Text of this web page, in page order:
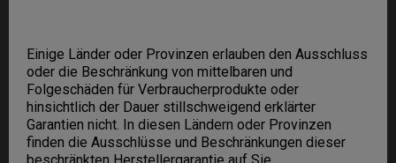
Einige Länder oder Provinzen erlauben den Ausschluss
oder die Beschränkung von mittelbaren und
Folgeschäden für Verbraucherprodukte oder
hinsichtlich der Dauer stillschweigend erklärter
Garantien nicht. In diesen Ländern oder Provinzen
finden die Ausschlüsse und Beschränkungen dieser
beschränkten Herstellergarantie auf Sie